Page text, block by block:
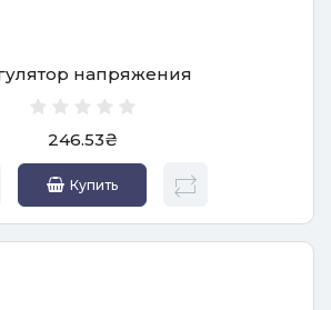
напряжения
246.53₴
Купить